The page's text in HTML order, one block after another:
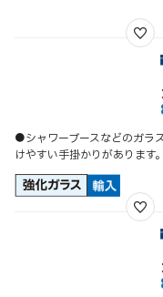
●シャワーブースなどのガラ
けやすい手掛かりがあります